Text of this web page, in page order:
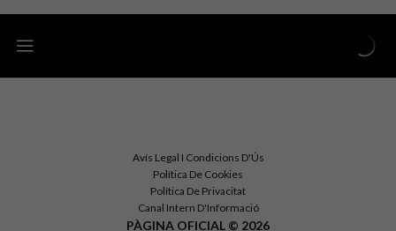
Avís Legal I Condicions D'Ús
Política De Cookies
Política De Privacitat
Canal Intern D'Informació
PÀGINA OFICIAL © 2026